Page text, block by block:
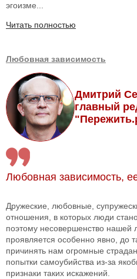
эгоизме...
Читать полностью
Любовная зависимость
Дмитрий
главный
Любовная зависимость,
Дружеские, любовные,
отношения, в которых люди
поэтому несовершенство нашей
проявляется особенно явно, до
причинять нам огромные
попытки самоубийства из-за
признаки таких искажений.